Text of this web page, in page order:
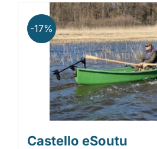
-17%
Castello eSoutu